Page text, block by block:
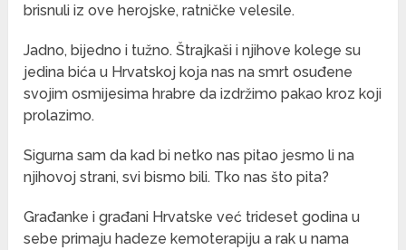
brisnuli iz ove herojske, ratničke velesile.
Jadno, bijedno i tužno. Štrajkaši i njihove kolege su
jedina bića u Hrvatskoj koja nas na smrt osuđene
svojim osmijesima hrabre da izdržimo pakao kroz koji
prolazimo.
Sigurna sam da kad bi netko nas pitao jesmo li na
njihovoj strani, svi bismo bili. Tko nas što pita?
Građanke i građani Hrvatske već trideset godina u
sebe primaju hadeze kemoterapiju a rak u nama